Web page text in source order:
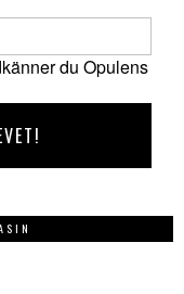
du Opulens